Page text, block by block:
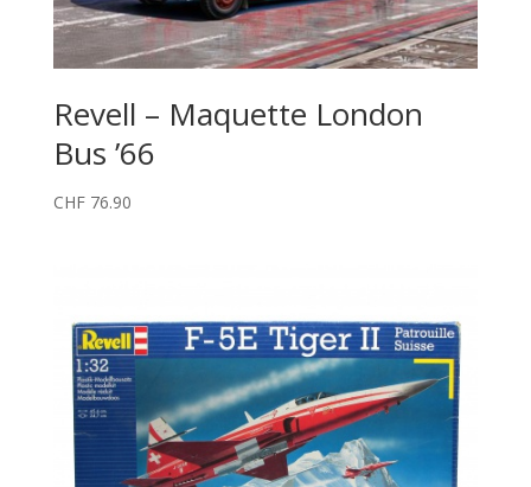
Revell – Maquette London
Bus ’66
CHF76.90